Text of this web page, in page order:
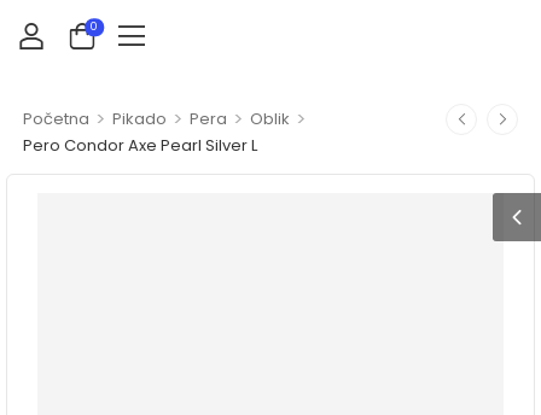
0
Početna > Pikado > Pera > Oblik >
Pero Condor Axe Pearl Silver L